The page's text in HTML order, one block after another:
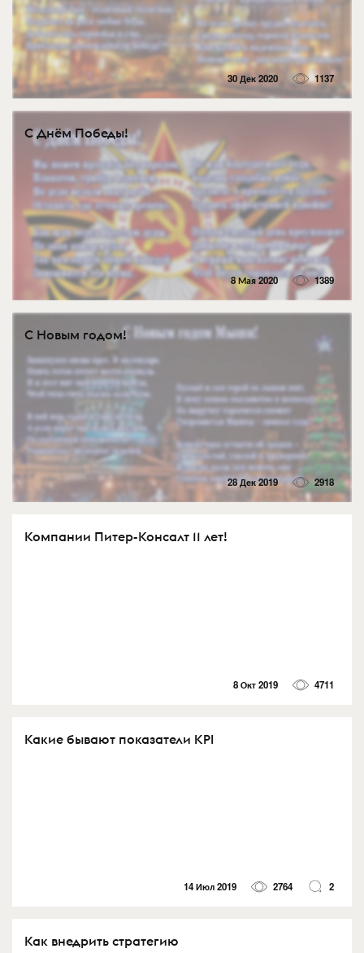
30 Дек 2020 1137
С Днём Победы!
8 Мая 2020 1389
С Новым годом!
28 Дек 2019 2918
Компании Питер-Консалт 11 лет!
8 Окт 2019 4711
Какие бывают показатели KPI
14 Июл 2019 2764 2
Как внедрить стратегию